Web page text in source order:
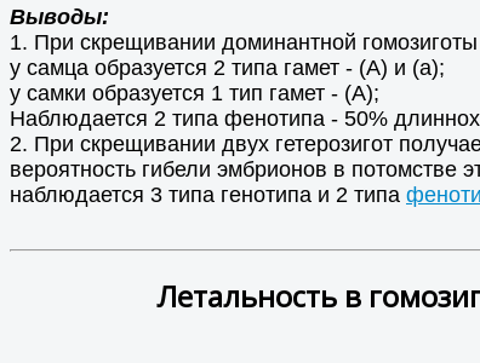
Выводы:
1. При скрещивании доминантной гомозиготы
у самца образуется 2 типа гамет - (А) и (а);
у самки образуется 1 тип гамет - (А);
Наблюдается 2 типа фенотипа - 50%
2. При скрещивании двух гетерозигот
вероятность гибели эмбрионов в потомстве
наблюдается 3 типа генотипа и 2 типа
Летальность в